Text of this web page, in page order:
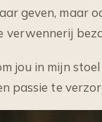
geven, maar
verwennerij
jou in mijn
passie te